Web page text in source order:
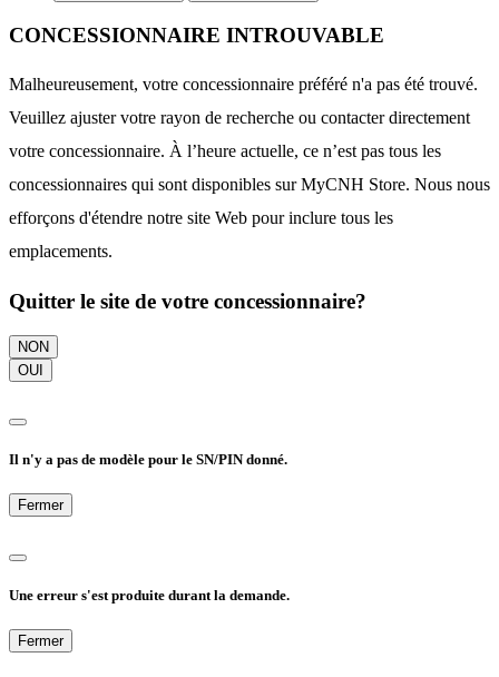
CONCESSIONNAIRE INTROUVABLE
Malheureusement, votre concessionnaire préféré n'a pas été trouvé.
Veuillez ajuster votre rayon de recherche ou contacter directement
votre concessionnaire. À l’heure actuelle, ce n’est pas tous les
concessionnaires qui sont disponibles sur MyCNH Store. Nous nous
efforçons d'étendre notre site Web pour inclure tous les
emplacements.
Quitter le site de votre concessionnaire?
NON
OUI
Il n'y a pas de modèle pour le SN/PIN donné.
Fermer
Une erreur s'est produite durant la demande.
Fermer